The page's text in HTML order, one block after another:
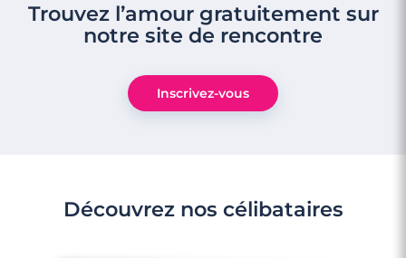
Trouvez l’amour gratuitement sur
notre site de rencontre
Inscrivez-vous
Découvrez nos célibataires